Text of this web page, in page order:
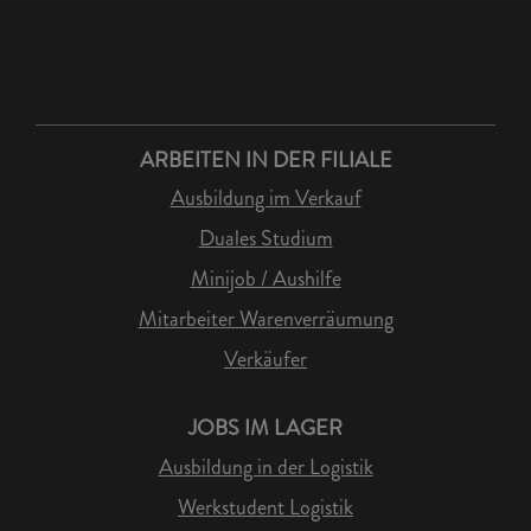
ARBEITEN IN DER FILIALE
Ausbildung im Verkauf
Duales Studium
Minijob / Aushilfe
Mitarbeiter Warenverräumung
Verkäufer
JOBS IM LAGER
Ausbildung in der Logistik
Werkstudent Logistik